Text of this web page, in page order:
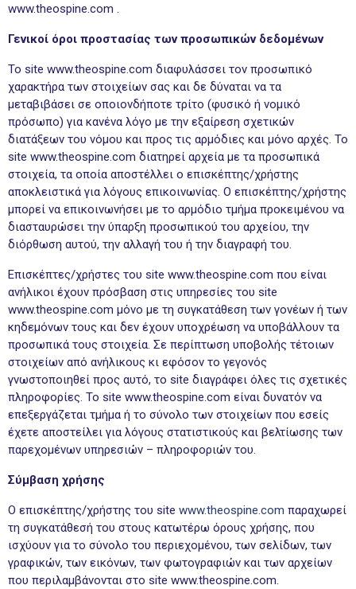
www.theospine.com .
Γενικοί όροι προστασίας των προσωπικών δεδομένων
Το site www.theospine.com διαφυλάσσει τον προσωπικό
χαρακτήρα των στοιχείων σας και δε δύναται να τα
μεταβιβάσει σε οποιονδήποτε τρίτο (φυσικό ή νομικό
πρόσωπο) για κανένα λόγο με την εξαίρεση σχετικών
διατάξεων του νόμου και προς τις αρμόδιες και μόνο αρχές. Το
site www.theospine.com διατηρεί αρχεία με τα προσωπικά
στοιχεία, τα οποία αποστέλλει ο επισκέπτης/χρήστης
αποκλειστικά για λόγους επικοινωνίας. Ο επισκέπτης/χρήστης
μπορεί να επικοινωνήσει με το αρμόδιο τμήμα προκειμένου να
διασταυρώσει την ύπαρξη προσωπικού του αρχείου, την
διόρθωση αυτού, την αλλαγή του ή την διαγραφή του.
Επισκέπτες/χρήστες του site www.theospine.com που είναι
ανήλικοι έχουν πρόσβαση στις υπηρεσίες του site
www.theospine.com μόνο με τη συγκατάθεση των γονέων ή των
κηδεμόνων τους και δεν έχουν υποχρέωση να υποβάλλουν τα
προσωπικά τους στοιχεία. Σε περίπτωση υποβολής τέτοιων
στοιχείων από ανήλικους κι εφόσον το γεγονός
γνωστοποιηθεί προς αυτό, το site διαγράφει όλες τις σχετικές
πληροφορίες. Το site www.theospine.com είναι δυνατόν να
επεξεργάζεται τμήμα ή το σύνολο των στοιχείων που εσείς
έχετε αποστείλει για λόγους στατιστικούς και βελτίωσης των
παρεχομένων υπηρεσιών – πληροφοριών του.
Σύμβαση χρήσης
Ο επισκέπτης/χρήστης του site www.theospine.com παραχωρεί
τη συγκατάθεσή του στους κατωτέρω όρους χρήσης, που
ισχύουν για το σύνολο του περιεχομένου, των σελίδων, των
γραφικών, των εικόνων, των φωτογραφιών και των αρχείων
που περιλαμβάνονται στο site www.theospine.com.